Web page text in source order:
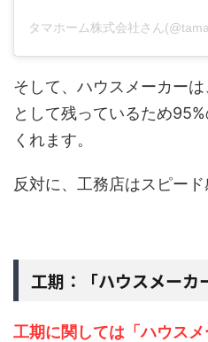
そして、ハウスメーカー
として残っているため
くれます。
反対に、工務店はスピード
工期：「ハウスメーカ
工期に関しては「ハウス